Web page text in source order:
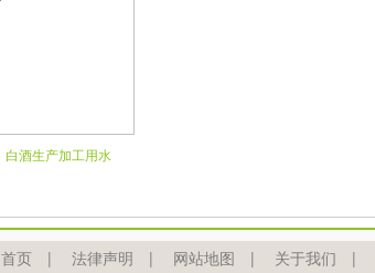
白酒生产加工用水
首页 | 法律声明 | 网站地图 | 关于我们 |